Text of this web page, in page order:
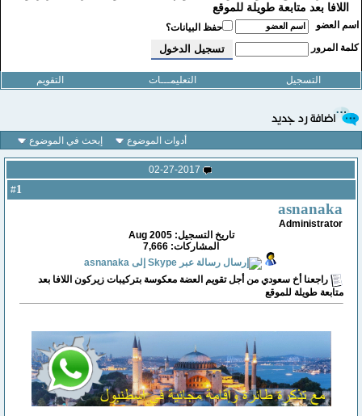
اللافا بعد متابعة طويلة للموقع
اسم العضو
حفظ البيانات؟
كلمة المرور
التسجيل التعليمـــات التقويم
أدوات الموضوع إبحث في الموضوع
02-27-2017
asnanaka
Administrator
تاريخ التسجيل: Aug 2005
المشاركات: 7,666
راجعنا أخ سعودي من أجل تقويم العضة معكوسة بتركيبات زيركون اللافا بعد
متابعة طويلة للموقع